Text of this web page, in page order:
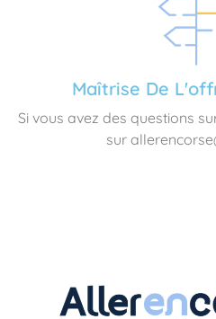
Maîtrise De
Si vous avez des questions
sur